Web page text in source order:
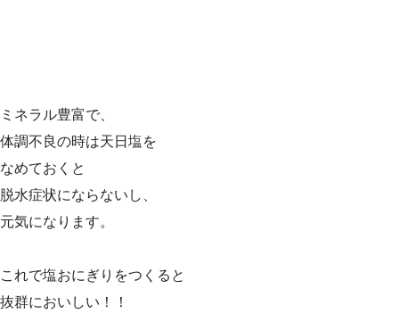
ミネラル豊富で、
体調不良の時は天日塩を
なめておくと
脱水症状にならないし、
元気になります。
これで塩おにぎりをつくると
抜群においしい！！